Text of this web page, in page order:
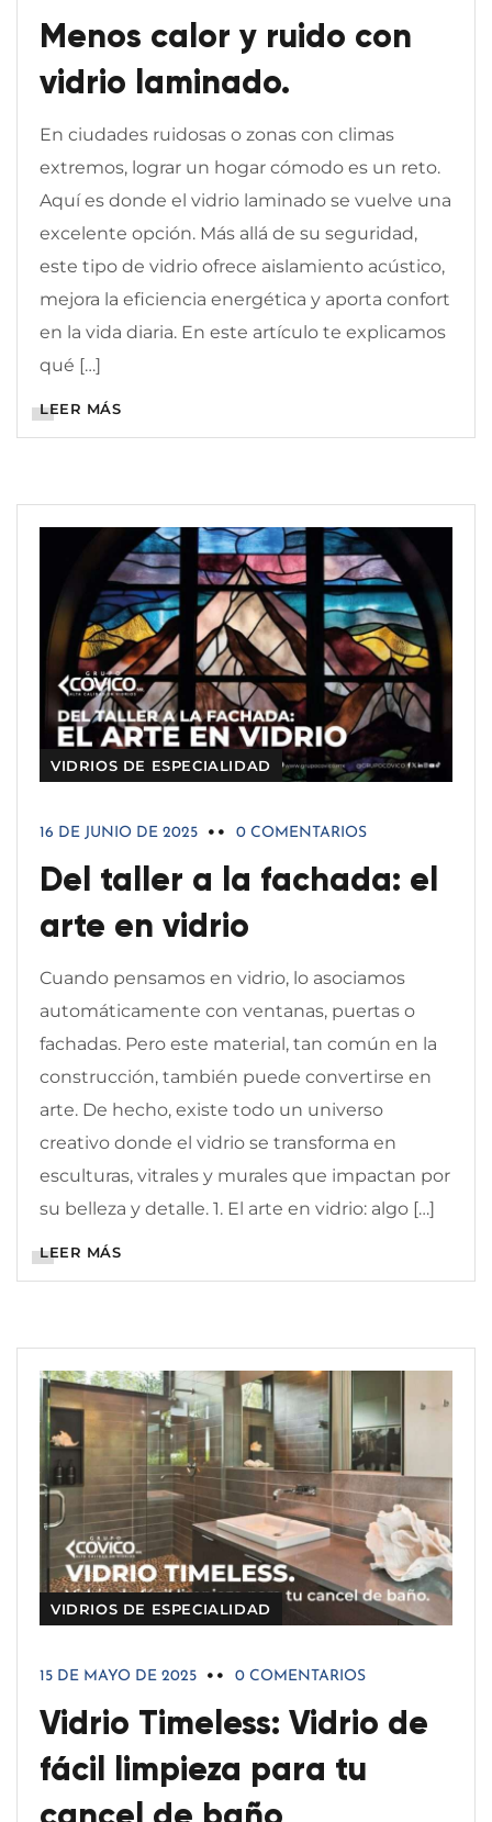
Menos calor y ruido con
vidrio laminado.
En ciudades ruidosas o zonas con climas
extremos, lograr un hogar cómodo es un reto.
Aquí es donde el vidrio laminado se vuelve una
excelente opción. Más allá de su seguridad,
este tipo de vidrio ofrece aislamiento acústico,
mejora la eficiencia energética y aporta confort
en la vida diaria. En este artículo te explicamos
qué […]
LEER MÁS
VIDRIOS DE ESPECIALIDAD
16 DE JUNIO DE 2025 0 COMENTARIOS
Del taller a la fachada: el
arte en vidrio
Cuando pensamos en vidrio, lo asociamos
automáticamente con ventanas, puertas o
fachadas. Pero este material, tan común en la
construcción, también puede convertirse en
arte. De hecho, existe todo un universo
creativo donde el vidrio se transforma en
esculturas, vitrales y murales que impactan por
su belleza y detalle. 1. El arte en vidrio: algo […]
LEER MÁS
VIDRIOS DE ESPECIALIDAD
15 DE MAYO DE 2025 0 COMENTARIOS
Vidrio Timeless: Vidrio de
fácil limpieza para tu